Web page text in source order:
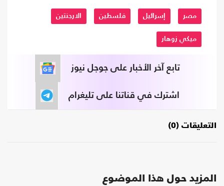
مصر إسرائيل فلسطين الارجنتين
ميكي زوهار
تابع آخر الأخبار على جوجل نيوز
اشترك في قناتنا على تليغرام
التعليقات (0)
المزيد حول هذا الموضوع